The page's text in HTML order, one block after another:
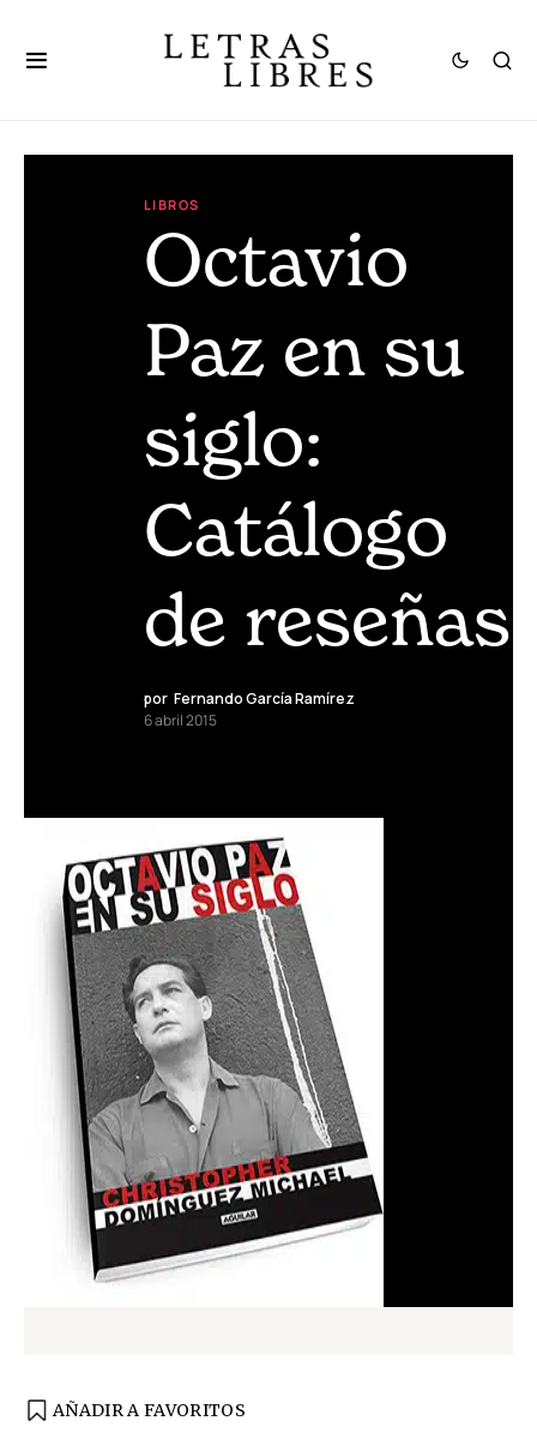
LIBROS
Octavio
Paz en su
siglo:
Catálogo
de reseñas
por Fernando García Ramírez
6 abril 2015
AÑADIR A FAVORITOS